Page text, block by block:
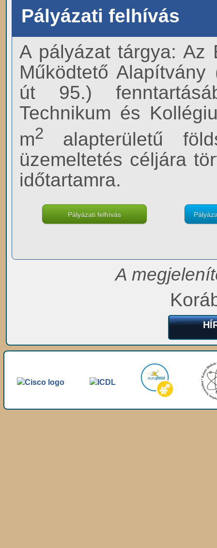
Pályázati felhívás
A pályázat tárgya: Az
Működtető
út 95.)
Technikum és
m2
alapterületű
üzemeltetés céljára
időtartamra.
Pályázati felhívás
A